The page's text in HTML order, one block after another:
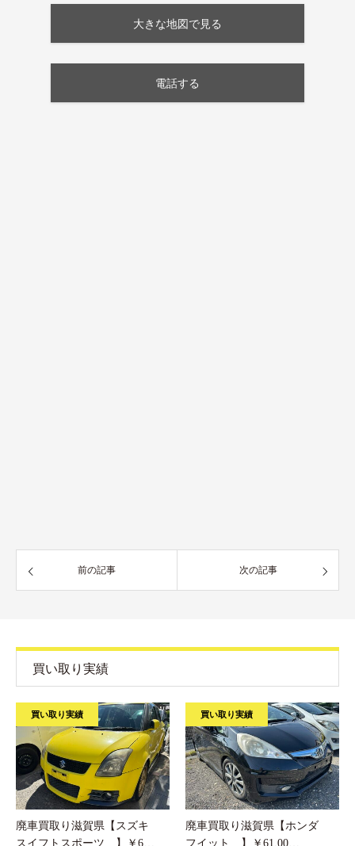
大きな地図で見る
電話する
前の記事 次の記事
買い取り実績
買い取り実績
廃車買取り滋賀県【スズキ
スイフトスポーツ 】￥6…
買い取り実績
廃車買取り滋賀県【ホンダ
フイット 】￥61.00…